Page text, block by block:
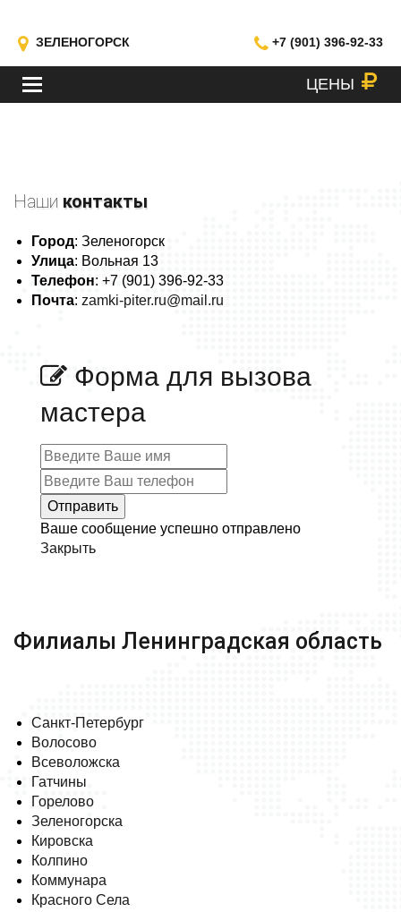
ЗЕЛЕНОГОРСК +7 (901) 396-92-33
МЕНЮ ЦЕНЫ
Наши контакты
Город: Зеленогорск
Улица: Вольная 13
Телефон: +7 (901) 396-92-33
Почта: zamki-piter.ru@mail.ru
Форма для вызова
мастера
Ваше сообщение успешно отправлено
Закрыть
Филиалы Ленинградская область
Санкт-Петербург
Волосово
Всеволожска
Гатчины
Горелово
Зеленогорска
Кировска
Колпино
Коммунара
Красного Села